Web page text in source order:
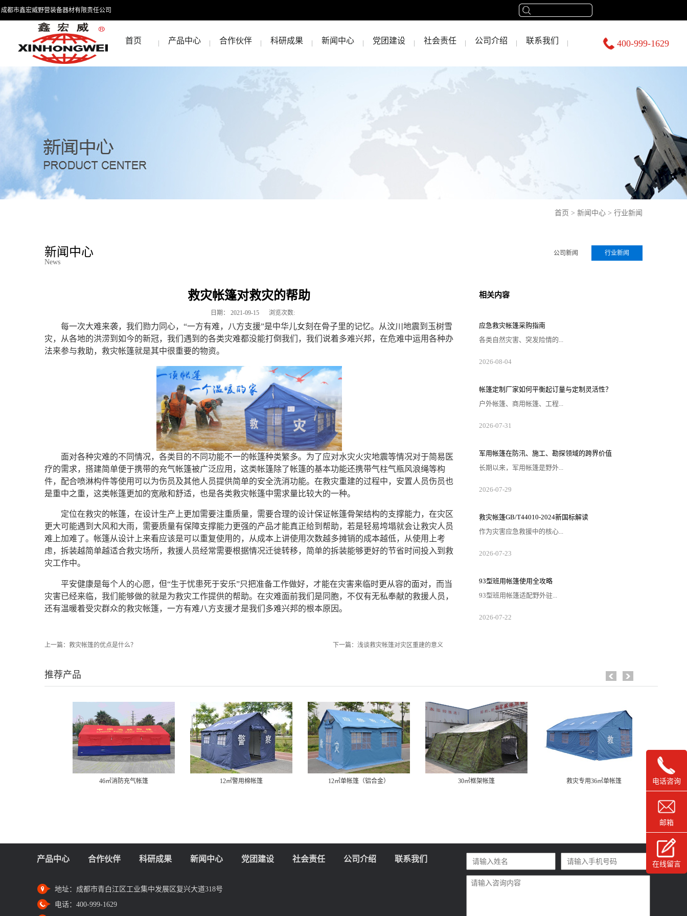
成都市鑫宏威野营装备器材有限责任公司
首页 产品中心 合作伙伴 科研成果 新闻中心 党团建设 社会责任 公司介绍 联系我们 400-999-1629
首页 > 新闻中心 > 行业新闻
新闻中心
News
公司新闻 行业新闻
救灾帐篷对救灾的帮助
日期： 2021-09-15 浏览次数:
每一次大难来袭，我们勠力同心，“一方有难，八方支援”是中华儿女刻在骨子里的记忆。从汶川地震到玉树雪
灾，从各地的洪涝到如今的新冠，我们遇到的各类灾难都没能打倒我们，我们说着多难兴邦，在危难中运用各种办
法来参与救助，救灾帐篷就是其中很重要的物资。
面对各种灾难的不同情况，各类目的不同功能不一的帐篷种类繁多。为了应对水灾火灾地震等情况对于简易医
疗的需求，搭建简单便于携带的充气帐篷被广泛应用，这类帐篷除了帐篷的基本功能还携带气柱气瓶风浪绳等构
件，配合喷淋构件等使用可以为伤员及其他人员提供简单的安全洗消功能。在救灾重建的过程中，安置人员伤员也
是重中之重，这类帐篷更加的宽敞和舒适，也是各类救灾帐篷中需求量比较大的一种。
定位在救灾的帐篷，在设计生产上更加需要注重质量，需要合理的设计保证帐篷骨架结构的支撑能力，在灾区
更大可能遇到大风和大雨，需要质量有保障支撑能力更强的产品才能真正给到帮助，若是轻易垮塌就会让救灾人员
难上加难了。帐篷从设计上来看应该是可以重复使用的，从成本上讲使用次数越多摊销的成本越低，从使用上考
虑，拆装越简单越适合救灾场所，救援人员经常需要根据情况迁徙转移，简单的拆装能够更好的节省时间投入到救
灾工作中。
平安健康是每个人的心愿，但“生于忧患死于安乐”只把准备工作做好，才能在灾害来临时更从容的面对，而当
灾害已经来临，我们能够做的就是为救灾工作提供的帮助。在灾难面前我们是同胞，不仅有无私奉献的救援人员，
还有温暖着受灾群众的救灾帐篷，一方有难八方支援才是我们多难兴邦的根本原因。
上一篇： 救灾帐篷的优点是什么？ 下一篇： 浅谈救灾帐篷对灾区重建的意义
相关内容
应急救灾帐篷采购指南
各类自然灾害、突发险情的...
2026-08-04
帐篷定制厂家如何平衡起订量与定制灵活性？
户外帐篷、商用帐篷、工程...
2026-07-31
军用帐篷在防汛、施工、勘探领域的跨界价值
长期以来，军用帐篷是野外...
2026-07-29
救灾帐篷GB/T44010-2024新国标解读
作为灾害应急救援中的核心...
2026-07-23
93型班用帐篷使用全攻略
93型班用帐篷适配野外驻...
2026-07-22
推荐产品
46㎡消防充气帐篷 12㎡警用棉帐篷 12㎡单帐篷（铝合金） 30㎡框架帐篷 救灾专用36㎡单帐篷
产品中心 合作伙伴 科研成果 新闻中心 党团建设 社会责任 公司介绍 联系我们
地址： 成都市青白江区工业集中发展区复兴大道318号
电话： 400-999-1629
电话咨询
邮箱
在线留言